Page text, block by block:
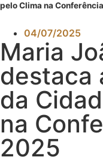
pelo Clima na
04/07/2025
Maria
destaca
da
na
2025